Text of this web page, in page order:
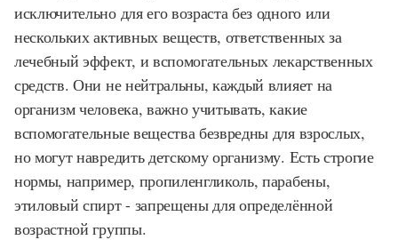
исключительно для его возраста без одного или
нескольких активных веществ, ответственных за
лечебный эффект, и вспомогательных лекарственных
средств. Они не нейтральны, каждый влияет на
организм человека, важно учитывать, какие
вспомогательные вещества безвредны для взрослых,
но могут навредить детскому организму. Есть строгие
нормы, например, пропиленгликоль, парабены,
этиловый спирт - запрещены для определённой
возрастной группы.